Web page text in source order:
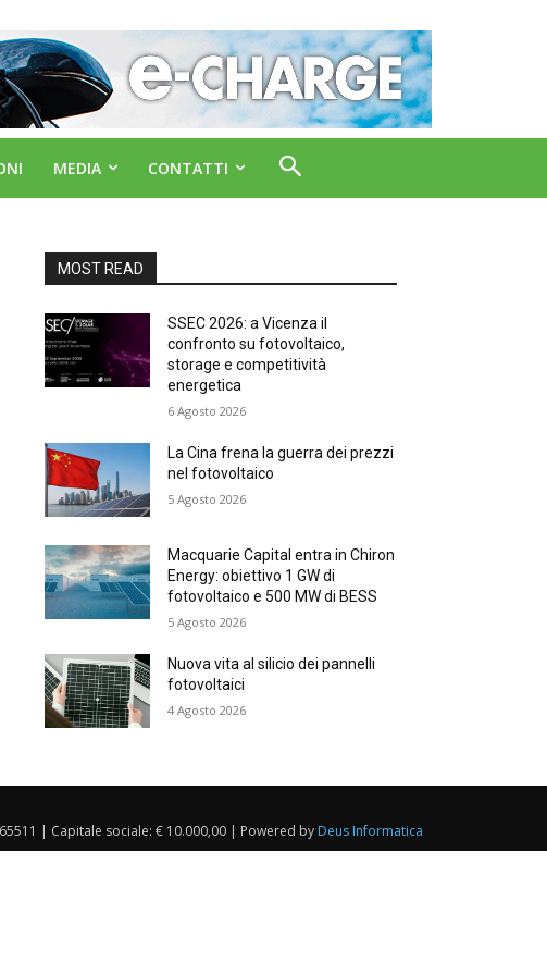
MEDIA CONTATTI
MOST READ
SSEC 2026: a Vicenza il
confronto su fotovoltaico,
storage e competitività
energetica
6 Agosto 2026
La Cina frena la guerra dei prezzi
nel fotovoltaico
5 Agosto 2026
Macquarie Capital entra in Chiron
Energy: obiettivo 1 GW di
fotovoltaico e 500 MW di BESS
5 Agosto 2026
Nuova vita al silicio dei pannelli
fotovoltaici
4 Agosto 2026
| Capitale sociale: € 10.000,00 | Powered by Deus Informatica